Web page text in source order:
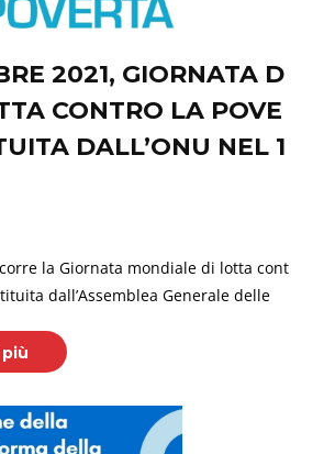
2021, GIORNATA D
CONTRO LA POVE
DALL’ONU NEL 1
la Giornata mondiale di lotta cont
dall’Assemblea Generale delle